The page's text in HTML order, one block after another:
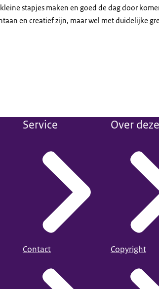
stapjes maken en goed de dag door
en creatief zijn, maar wel met duidelijke
Service
Contact
Over
Copyright